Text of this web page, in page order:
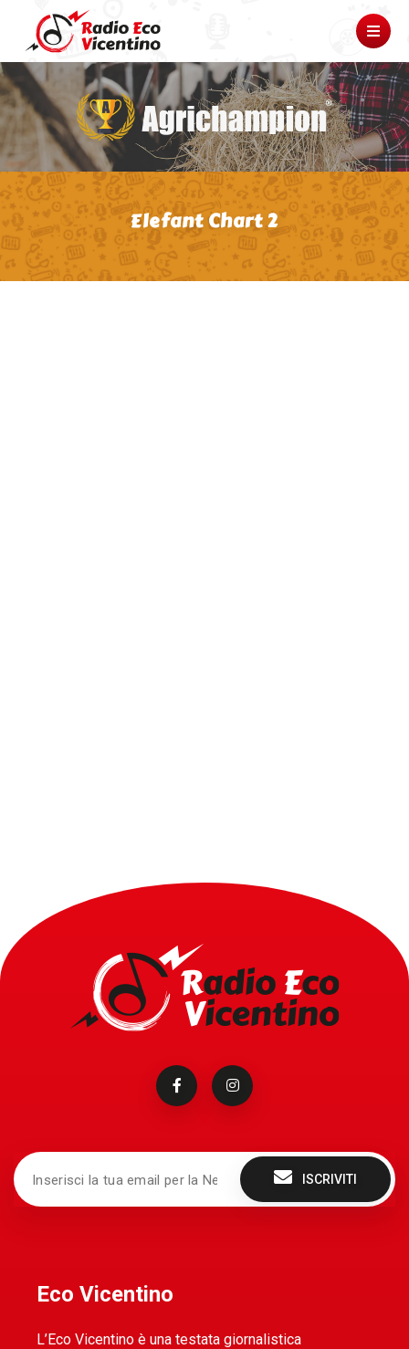
Elefant Chart 2
ISCRIVITI
Eco Vicentino
L’Eco Vicentino è una testata giornalistica